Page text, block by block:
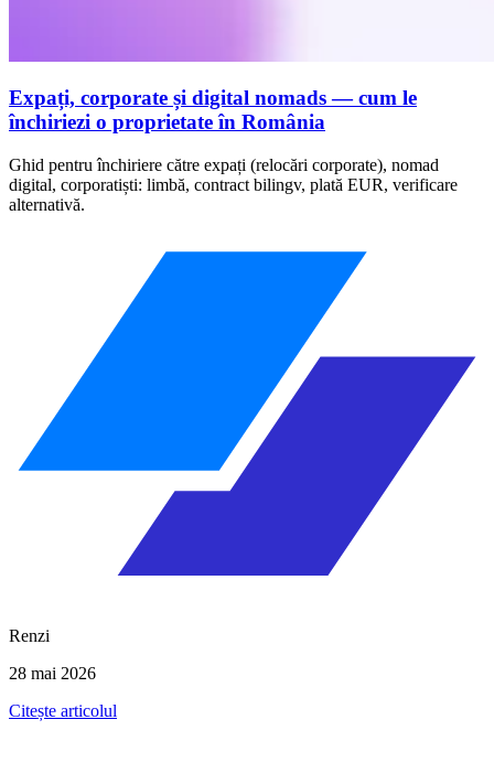
Expați, corporate și digital nomads — cum le
închiriezi o proprietate în România
Ghid pentru închiriere către expați (relocări corporate), nomad
digital, corporatiști: limbă, contract bilingv, plată EUR, verificare
alternativă.
Renzi
28 mai 2026
Citește articolul